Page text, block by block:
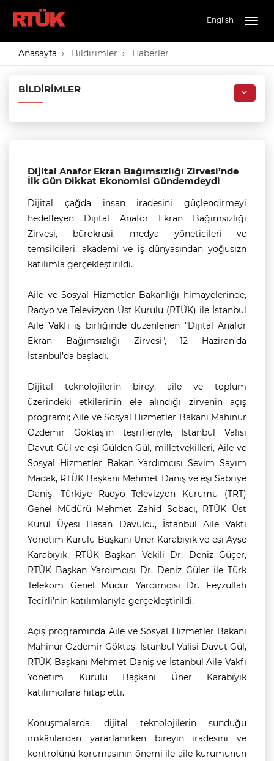
English
Anasayfa Bildirimler Haberler
BILDIRIMLER
Dijital Anafor Ekran Bağımsızlığı Zirvesi’nde
İlk Gün Dikkat Ekonomisi Gündemdeydi
Dijital çağda insan iradesini güçlendirmeyi
hedefleyen Dijital Anafor Ekran Bağımsızlığı
Zirvesi, bürokrasi, medya yöneticileri ve
temsilcileri, akademi ve iş dünyasından yoğusızn
katılımla gerçekleştirildi.
Aile ve Sosyal Hizmetler Bakanlığı himayelerinde,
Radyo ve Televizyon Üst Kurulu (RTÜK) ile İstanbul
Aile Vakfı iş birliğinde düzenlenen "Dijital Anafor
Ekran Bağımsızlığı Zirvesi", 12 Haziran’da
İstanbul’da başladı.
Dijital teknolojilerin birey, aile ve toplum
üzerindeki etkilerinin ele alındığı zirvenin açış
programı; Aile ve Sosyal Hizmetler Bakanı Mahinur
Özdemir Göktaş’ın teşrifleriyle, İstanbul Valisi
Davut Gül ve eşi Gülden Gül, milletvekilleri, Aile ve
Sosyal Hizmetler Bakan Yardımcısı Sevim Sayım
Madak, RTÜK Başkanı Mehmet Daniş ve eşi Sabriye
Daniş, Türkiye Radyo Televizyon Kurumu (TRT)
Genel Müdürü Mehmet Zahid Sobacı, RTÜK Üst
Kurul Üyesi Hasan Davulcu, İstanbul Aile Vakfı
Yönetim Kurulu Başkanı Üner Karabıyık ve eşi Ayşe
Karabıyık, RTÜK Başkan Vekili Dr. Deniz Güçer,
RTÜK Başkan Yardımcısı Dr. Deniz Güler ile Türk
Telekom Genel Müdür Yardımcısı Dr. Feyzullah
Tecirli’nin katılımlarıyla gerçekleştirildi.
Açış programında Aile ve Sosyal Hizmetler Bakanı
Mahinur Özdemir Göktaş, İstanbul Valisi Davut Gül,
RTÜK Başkanı Mehmet Daniş ve İstanbul Aile Vakfı
Yönetim Kurulu Başkanı Üner Karabıyık
katılımcılara hitap etti.
Konuşmalarda, dijital teknolojilerin sunduğu
imkânlardan yararlanırken bireyin iradesini ve
kontrolünü korumasının önemi ile aile kurumunun